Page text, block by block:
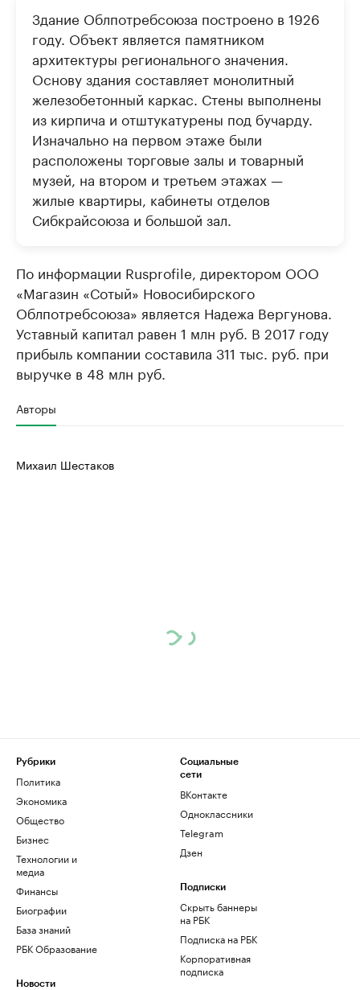
Здание Облпотребсоюза построено в 1926
году. Объект является памятником
архитектуры регионального значения.
Основу здания составляет монолитный
железобетонный каркас. Стены выполнены
из кирпича и отштукатурены под бучарду.
Изначально на первом этаже были
расположены торговые залы и товарный
музей, на втором и третьем этажах —
жилые квартиры, кабинеты отделов
Сибкрайсоюза и большой зал.
По информации Rusprofile, директором ООО
«Магазин «Сотый» Новосибирского
Облпотребсоюза» является Надежа Вергунова.
Уставный капитал равен 1 млн руб. В 2017 году
прибыль компании составила 311 тыс. руб. при
выручке в 48 млн руб.
Авторы
Михаил Шестаков
Рубрики
Политика
Экономика
Общество
Бизнес
Технологии и
медиа
Финансы
Биографии
База знаний
РБК Образование
Новости
Социальные
сети
ВКонтакте
Одноклассники
Telegram
Дзен
Подписки
Скрыть баннеры
на РБК
Подписка на РБК
Корпоративная
подписка